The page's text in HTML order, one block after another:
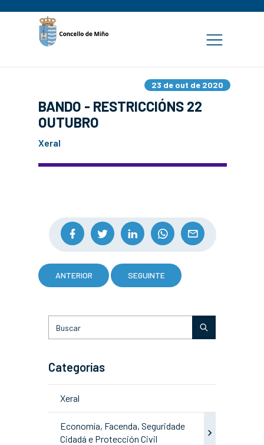
23 de out de 2020
BANDO - RESTRICCIÓNS 22
OUTUBRO
Xeral
ANTERIOR SEGUINTE
Categorías
Xeral
Economía, Facenda, Seguridade
Cidadá e Protección Civil